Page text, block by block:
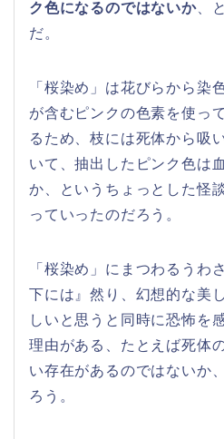
ク色になるのではないか、
だ。
「桜染め」は花びらから染
が含むピンクの色素を使っ
るため、枝には死体から吸
いて、抽出したピンク色は
か、というちょっとした怪
っていったのだろう。
「桜染め」にまつわるうわ
下には』然り、幻想的な美
しいと思うと同時に恐怖を
理由がある、たとえば死体
い存在があるのではないか
ろう。